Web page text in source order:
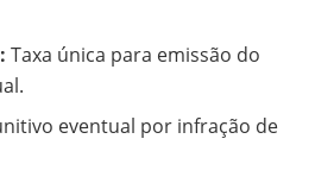
Taxa única para emissão do
eventual por infração de